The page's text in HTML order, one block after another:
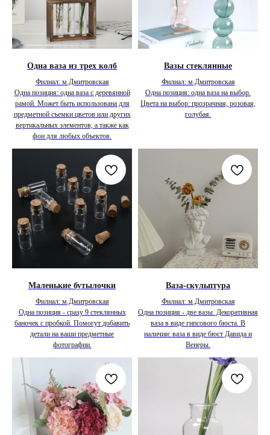
Одна ваза из трех колб
Филиал: м.Дмитровская
Одна позиция: одна ваза с деревянной
рамой. Может быть использована для
предметной съемки цветов или других
вертикальных элементов, а также как
фон для любых объектов.
Вазы стеклянные
Филиал: м.Дмитровская
Одна позиция: одна ваза на выбор.
Цвета на выбор: прозрачная, розовая,
голубая.
Маленькие бутылочки
Филиал: м.Дмитровская
Одна позиция - сразу 9 стеклянных
баночек с пробкой. Помогут добавить
детали на ваши предметные
фотографии.
Ваза-скульптура
Филиал: м.Дмитровская
Одна позиция - две вазы. Декоративная
ваза в виде гипсового бюста. В
наличии: ваза в виде бюст Давида и
Венеры.